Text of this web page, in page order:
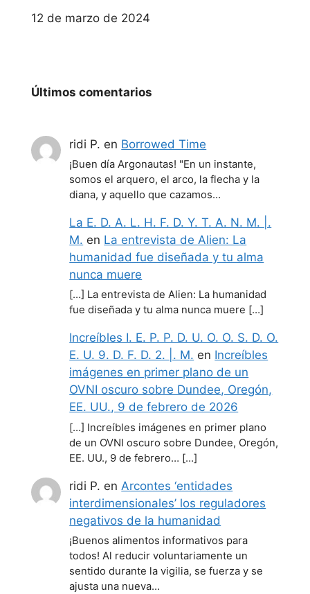
Fecha
12 de marzo de 2024
Últimos comentarios
ridi P. en Borrowed Time
¡Buen día Argonautas! "En un instante,
somos el arquero, el arco, la flecha y la
diana, y aquello que cazamos…
La E. D. A. L. H. F. D. Y. T. A. N. M. |.
M. en La entrevista de Alien: La
humanidad fue diseñada y tu alma
nunca muere
[…] La entrevista de Alien: La humanidad
fue diseñada y tu alma nunca muere […]
Increíbles I. E. P. P. D. U. O. O. S. D. O.
E. U. 9. D. F. D. 2. |. M. en Increíbles
imágenes en primer plano de un
OVNI oscuro sobre Dundee, Oregón,
EE. UU., 9 de febrero de 2026
[…] Increíbles imágenes en primer plano
de un OVNI oscuro sobre Dundee, Oregón,
EE. UU., 9 de febrero… […]
ridi P. en Arcontes ‘entidades
interdimensionales’ los reguladores
negativos de la humanidad
¡Buenos alimentos informativos para
todos! Al reducir voluntariamente un
sentido durante la vigilia, se fuerza y se
ajusta una nueva…